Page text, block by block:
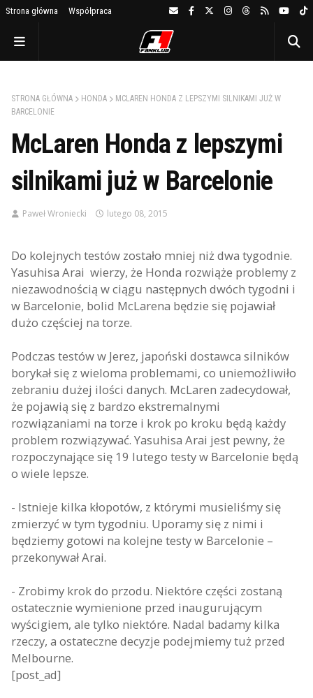
Strona główna Współpraca
STRONA GŁÓWNA HONDA
MCLAREN HONDA Z LEPSZYMI SILNIKAMI JUŻ W
BARCELONIE
McLaren Honda z lepszymi
silnikami już w Barcelonie
Paweł Wroniecki lutego 08, 2015
Do kolejnych testów zostało mniej niż dwa tygodnie.
Yasuhisa Arai wierzy, że Honda rozwiąże problemy z
niezawodnością w ciągu następnych dwóch tygodni i
w Barcelonie, bolid McLarena będzie się pojawiał
dużo częściej na torze.
Podczas testów w Jerez, japoński dostawca silników
borykał się z wieloma problemami, co uniemożliwiło
zebraniu dużej ilości danych. McLaren zadecydował,
że pojawią się z bardzo ekstremalnymi
rozwiązaniami na torze i krok po kroku będą każdy
problem rozwiązywać. Yasuhisa Arai jest pewny, że
rozpoczynające się 19 lutego testy w Barcelonie będą
o wiele lepsze.
- Istnieje kilka kłopotów, z którymi musieliśmy się
zmierzyć w tym tygodniu. Uporamy się z nimi i
będziemy gotowi na kolejne testy w Barcelonie –
przekonywał Arai.
- Zrobimy krok do przodu. Niektóre części zostaną
ostatecznie wymienione przed inaugurującym
wyścigiem, ale tylko niektóre. Nadal badamy kilka
rzeczy, a ostateczne decyzje podejmiemy tuż przed
Melbourne.
[post_ad]